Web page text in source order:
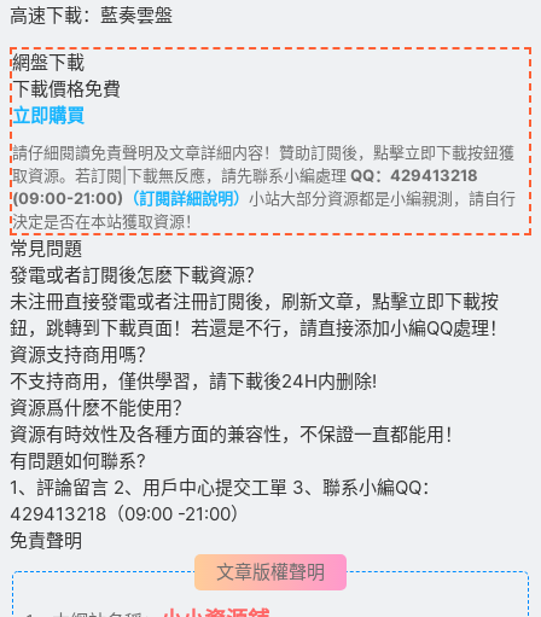
高速下載：藍奏雲盤
網盤下載
下載價格免費
立即購買
請仔細閱讀免責聲明及文章詳細内容！贊助訂閱後，點擊立即下載按鈕獲
取資源。若訂閱|下載無反應，請先聯系小編處理 QQ：429413218
(09:00-21:00) （訂閱詳細說明） 小站大部分資源都是小編親測，請自行
決定是否在本站獲取資源！
常見問題
發電或者訂閱後怎麽下載資源？
未注冊直接發電或者注冊訂閱後，刷新文章，點擊立即下載按
鈕，跳轉到下載頁面！若還是不行，請直接添加小編QQ處理！
資源支持商用嗎？
不支持商用，僅供學習，請下載後24H内删除!
資源爲什麽不能使用？
資源有時效性及各種方面的兼容性，不保證一直都能用！
有問題如何聯系?
1、評論留言 2、用戶中心提交工單 3、聯系小編QQ：
429413218（09:00 -21:00）
免責聲明
文章版權聲明